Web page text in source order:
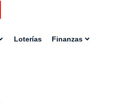
Loterías Finanzas